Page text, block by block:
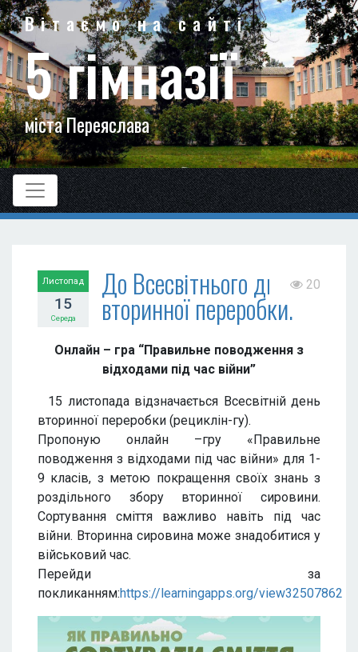
Вітаємо на сайті
5 гімназії
міста Переяслава
Листопад
15
Середа
До Всесвітнього дня
вторинної переробки.
20
Онлайн – гра “Правильне поводження з
відходами під час війни”
15 листопада відзначається Всесвітній день
вторинної переробки (рециклін-гу).
Пропоную онлайн –гру «Правильне
поводження з відходами під час війни» для 1-
9 класів, з метою покращення своїх знань з
роздільного збору вторинної сировини.
Сортування сміття важливо навіть під час
війни. Вторинна сировина може знадобитися у
військовий час.
Перейди за
покликанням:https://learningapps.org/view32507862